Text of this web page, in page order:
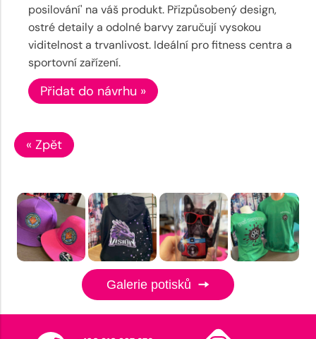
posilování' na váš produkt. Přizpůsobený design,
ostré detaily a odolné barvy zaručují vysokou
viditelnost a trvanlivost. Ideální pro fitness centra a
sportovní zařízení.
Přidat do návrhu »
« Zpět
Galerie potisků